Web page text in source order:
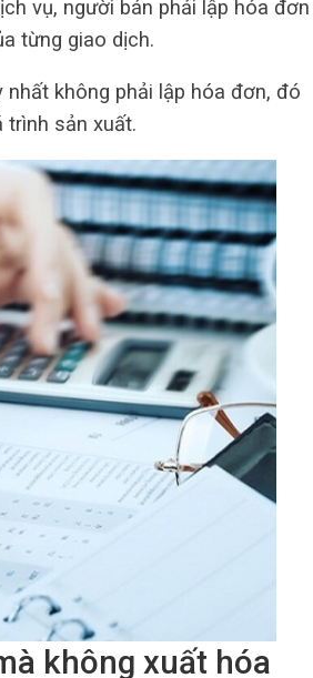
vụ, người bán phải lập hóa đơn
từng giao dịch.
không phải lập hóa đơn, đó
trình sản xuất.
không xuất hóa